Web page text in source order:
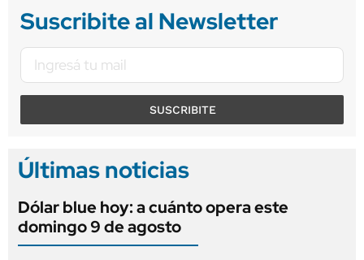
Suscribite al Newsletter
SUSCRIBITE
Últimas noticias
Dólar blue hoy: a cuánto opera este
domingo 9 de agosto